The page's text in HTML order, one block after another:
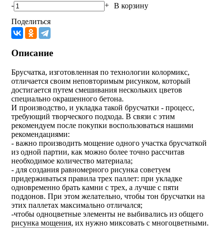
- + В корзину
Поделиться
Описание
Брусчатка, изготовленная по технологии колормикс,
отличается своим неповторимым рисунком, который
достигается путем смешивания нескольких цветов
специально окрашенного бетона.
И производство, и укладка такой брусчатки - процесс,
требующий творческого подхода. В связи с этим
рекомендуем после покупки воспользоваться нашими
рекомендациями:
- важно производить мощение одного участка брусчаткой
из одной партии, как можно более точно рассчитав
необходимое количество материала;
- для создания равномерного рисунка советуем
придерживаться правила трех паллет: при укладке
одновременно брать камни с трех, а лучше с пяти
поддонов. При этом желательно, чтобы тон брусчатки на
этих паллетах максимально отличался;
-чтобы одноцветные элементы не выбивались из общего
рисунка мощения, их нужно миксовать с многоцветными.